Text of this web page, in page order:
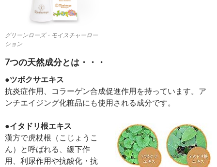
グリーンローズ・モイスチャーロー
ション
7つの天然成分とは・・・
●ツボクサエキス
抗炎症作用、コラーゲン合成促進作用を持っています。ア
ンチエイジング化粧品にも使用される成分です。
●イタドリ根エキス
漢方で虎杖根（こじょうこ
ん）と呼ばれる、緩下作
用、利尿作用や抗酸化・抗